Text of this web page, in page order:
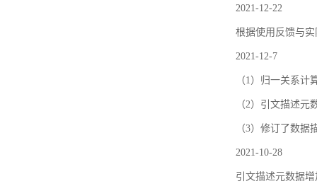
2021-12-22
根据使用反馈与
2021-12-7
（1）归一关系
（2）引文描述元
（3）修订了数据
2021-10-28
引文描述元数据增